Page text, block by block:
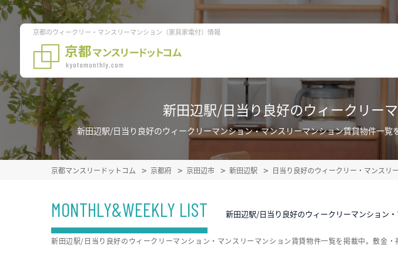
京都のウィークリー・マンスリーマンション（家具家電付）情報
新田辺駅/日当り良好のウィークリー
新田辺駅/日当り良好のウィークリーマンション・マンスリーマンション賃貸物件一
京都マンスリードットコム 京都府 京田辺市 新田辺駅 日当り良好のウィークリー・マンスリ
MONTHLY&WEEKLY LIST 新田辺駅/日当り良好のウィークリーマンション
新田辺駅/日当り良好のウィークリーマンション・マンスリーマンション賃貸物件一覧を掲載中。敷金